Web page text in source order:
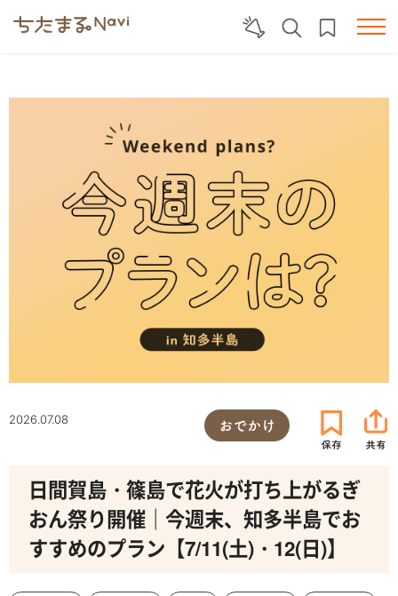
2026.07.08 おでかけ
日間賀島・篠島で花火が打ち上がるぎ
おん祭り開催｜今週末、知多半島でお
すすめのプラン【7/11(土)・12(日)】